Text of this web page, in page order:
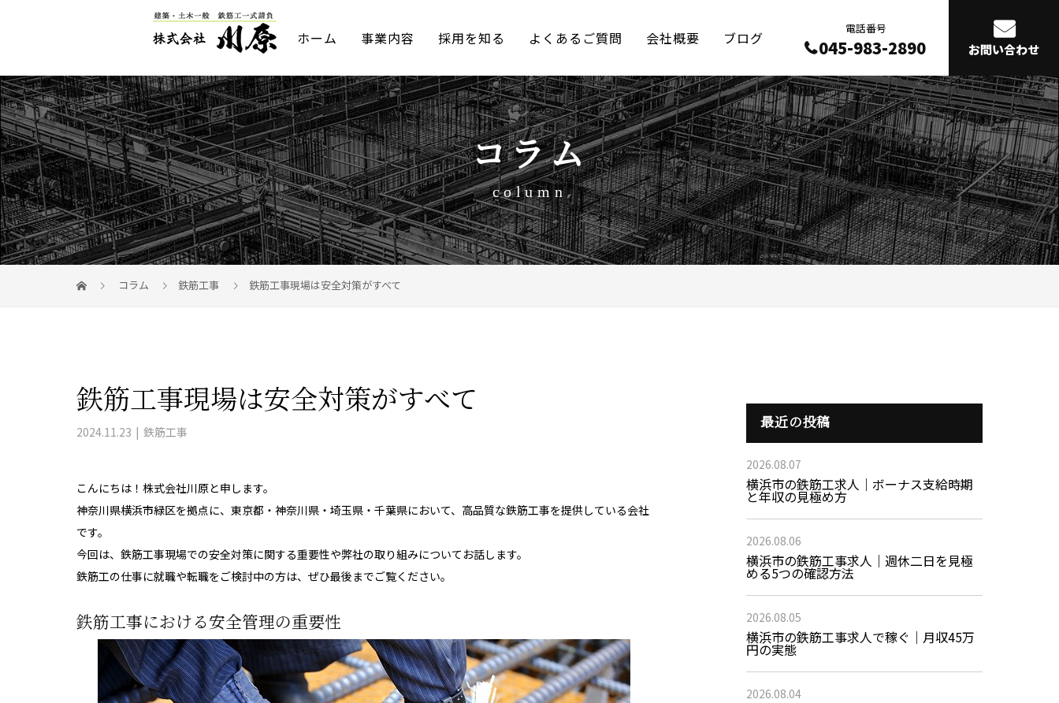
ホーム 事業内容 採用を知る よくあるご質問 会社概要 ブログ 電話番号
045-983-2890 お問い合わせ
コラム
column
コラム 鉄筋工事 鉄筋工事現場は安全対策がすべて
鉄筋工事現場は安全対策がすべて
2024.11.23 鉄筋工事
こんにちは！株式会社川原と申します。
神奈川県横浜市緑区を拠点に、東京都・神奈川県・埼玉県・千葉県において、高品質な鉄筋工事を提供している会社
です。
今回は、鉄筋工事現場での安全対策に関する重要性や弊社の取り組みについてお話します。
鉄筋工の仕事に就職や転職をご検討中の方は、ぜひ最後までご覧ください。
鉄筋工事における安全管理の重要性
最近の投稿
2026.08.07
横浜市の鉄筋工求人｜ボーナス支給時期
と年収の見極め方
2026.08.06
横浜市の鉄筋工事求人｜週休二日を見極
める5つの確認方法
2026.08.05
横浜市の鉄筋工事求人で稼ぐ｜月収45万
円の実態
2026.08.04